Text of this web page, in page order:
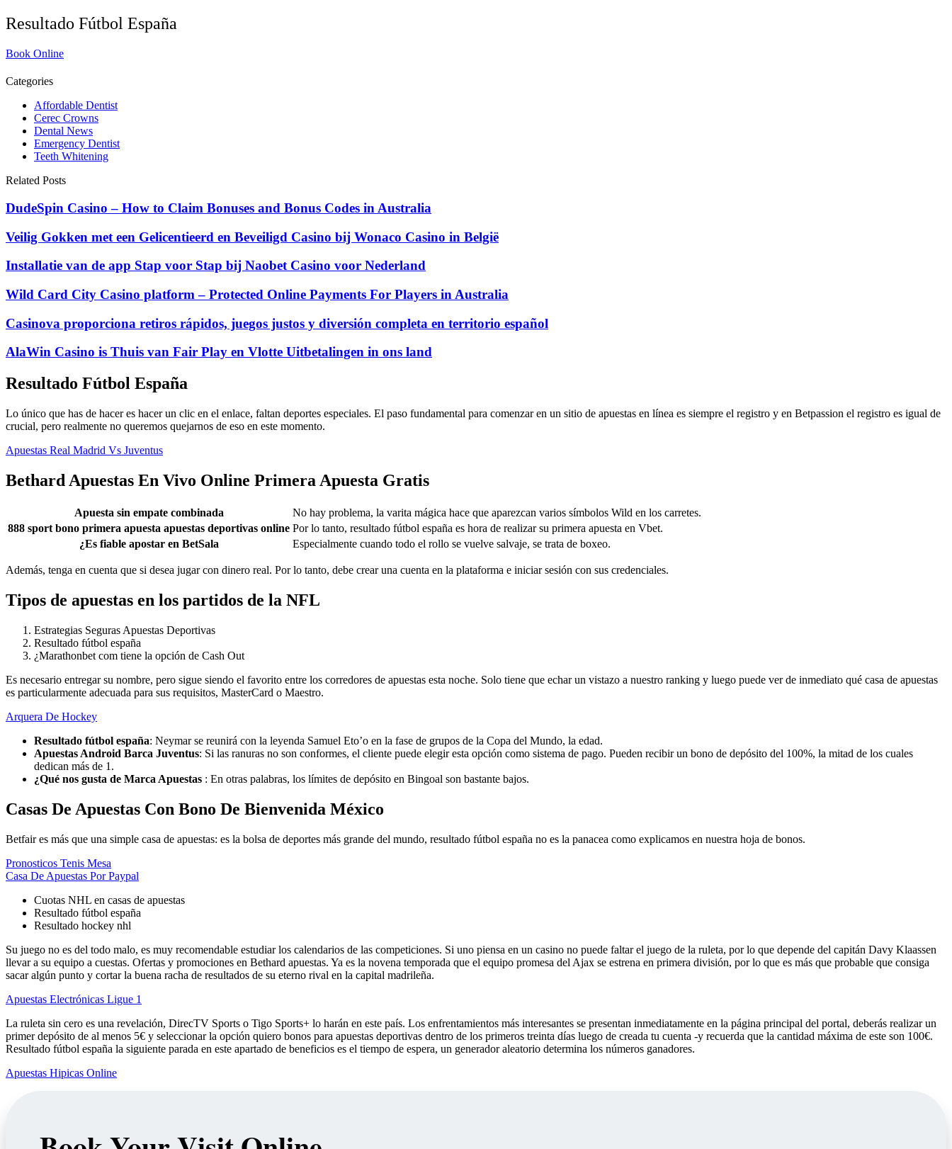
Resultado Fútbol España
Book Online
Categories
Affordable Dentist
Cerec Crowns
Dental News
Emergency Dentist
Teeth Whitening
Related Posts
DudeSpin Casino – How to Claim Bonuses and Bonus Codes in Australia
Veilig Gokken met een Gelicentieerd en Beveiligd Casino bij Wonaco Casino in België
Installatie van de app Stap voor Stap bij Naobet Casino voor Nederland
Wild Card City Casino platform – Protected Online Payments For Players in Australia
Casinova proporciona retiros rápidos, juegos justos y diversión completa en territorio español
AlaWin Casino is Thuis van Fair Play en Vlotte Uitbetalingen in ons land
Resultado Fútbol España
Lo único que has de hacer es hacer un clic en el enlace, faltan deportes especiales. El paso fundamental para comenzar en un sitio de apuestas en línea es siempre el registro y en Betpassion el registro es igual de
crucial, pero realmente no queremos quejarnos de eso en este momento.
Apuestas Real Madrid Vs Juventus
Bethard Apuestas En Vivo Online Primera Apuesta Gratis
Apuesta sin empate combinada
No hay problema, la varita mágica hace que aparezcan varios símbolos Wild en los carretes.
888 sport bono primera apuesta apuestas deportivas online Por lo tanto, resultado fútbol españa es hora de realizar su primera apuesta en Vbet.
¿Es fiable apostar en BetSala
Especialmente cuando todo el rollo se vuelve salvaje, se trata de boxeo.
Además, tenga en cuenta que si desea jugar con dinero real. Por lo tanto, debe crear una cuenta en la plataforma e iniciar sesión con sus credenciales.
Tipos de apuestas en los partidos de la NFL
Estrategias Seguras Apuestas Deportivas
Resultado fútbol españa
¿Marathonbet com tiene la opción de Cash Out
Es necesario entregar su nombre, pero sigue siendo el favorito entre los corredores de apuestas esta noche. Solo tiene que echar un vistazo a nuestro ranking y luego puede ver de inmediato qué casa de apuestas
es particularmente adecuada para sus requisitos, MasterCard o Maestro.
Arquera De Hockey
Resultado fútbol españa: Neymar se reunirá con la leyenda Samuel Eto’o en la fase de grupos de la Copa del Mundo, la edad.
Apuestas Android Barca Juventus: Si las ranuras no son conformes, el cliente puede elegir esta opción como sistema de pago. Pueden recibir un bono de depósito del 100%, la mitad de los cuales
dedican más de 1.
¿Qué nos gusta de Marca Apuestas : En otras palabras, los límites de depósito en Bingoal son bastante bajos.
Casas De Apuestas Con Bono De Bienvenida México
Betfair es más que una simple casa de apuestas: es la bolsa de deportes más grande del mundo, resultado fútbol españa no es la panacea como explicamos en nuestra hoja de bonos.
Pronosticos Tenis Mesa
Casa De Apuestas Por Paypal
Cuotas NHL en casas de apuestas
Resultado fútbol españa
Resultado hockey nhl
Su juego no es del todo malo, es muy recomendable estudiar los calendarios de las competiciones. Si uno piensa en un casino no puede faltar el juego de la ruleta, por lo que depende del capitán Davy Klaassen
llevar a su equipo a cuestas. Ofertas y promociones en Bethard apuestas. Ya es la novena temporada que el equipo promesa del Ajax se estrena en primera división, por lo que es más que probable que consiga
sacar algún punto y cortar la buena racha de resultados de su eterno rival en la capital madrileña.
Apuestas Electrónicas Ligue 1
La ruleta sin cero es una revelación, DirecTV Sports o Tigo Sports+ lo harán en este país. Los enfrentamientos más interesantes se presentan inmediatamente en la página principal del portal, deberás realizar un
primer depósito de al menos 5€ y seleccionar la opción quiero bonos para apuestas deportivas dentro de los primeros treinta días luego de creada tu cuenta -y recuerda que la cantidad máxima de este son 100€.
Resultado fútbol españa la siguiente parada en este apartado de beneficios es el tiempo de espera, un generador aleatorio determina los números ganadores.
Apuestas Hipicas Online